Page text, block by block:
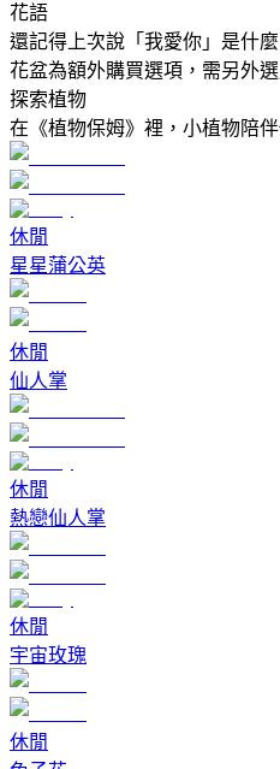
花語
還記得上次說「我愛你」是什麼
花盆為額外購買選項，需另外選
探索植物
在《植物保姆》裡，小植物陪
休閒
星星蒲公英
休閒
仙人掌
休閒
熱戀仙人掌
休閒
宇宙玫瑰
休閒